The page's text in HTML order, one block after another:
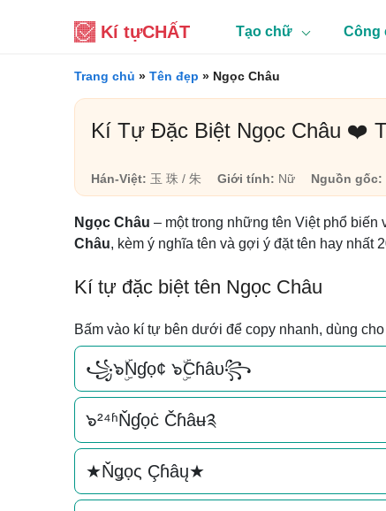
Kí tựCHẤT Tạo chữ Công
Trang chủ » Tên đẹp » Ngọc Châu
Kí Tự Đặc Biệt Ngọc Châu ❤️
Hán-Việt: 玉 珠 / 朱 Giới tính: Nữ Nguồn gốc:
Ngọc Châu – một trong những tên Việt phổ biến
Châu, kèm ý nghĩa tên và gợi ý đặt tên hay nhất
Kí tự đặc biệt tên Ngọc Châu
Bấm vào kí tự bên dưới để copy nhanh, dùng
꧁๖ۣۜNɠọ¢ ๖ۣۜCɦâυ꧂
๖²⁴ʱŇɠọċ Čɦâʉ༉
★Ňǥọς Çɦâų★